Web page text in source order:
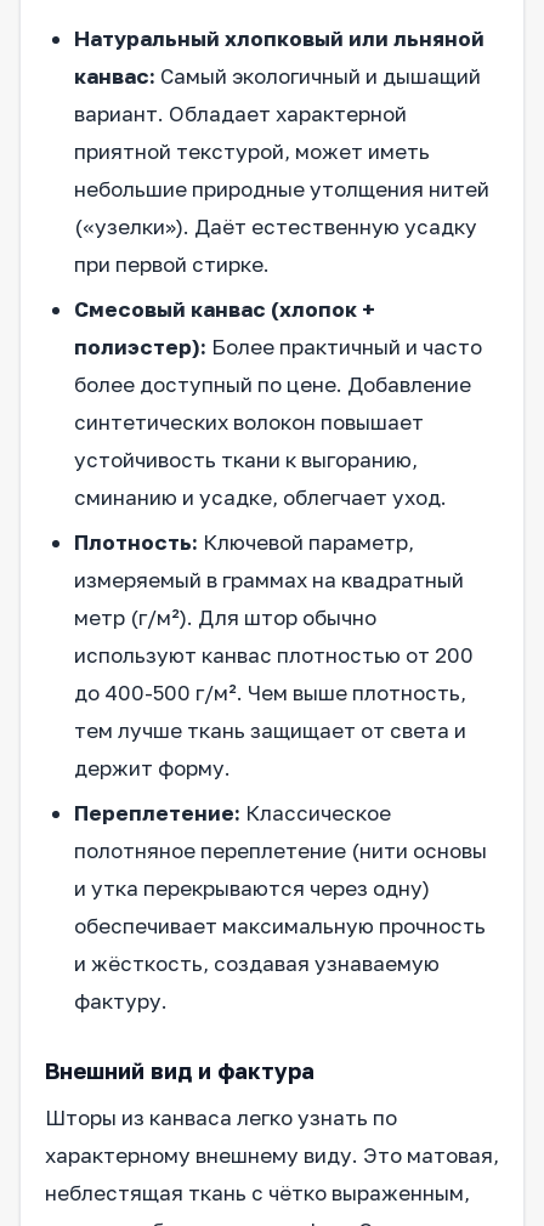
Натуральный хлопковый или льняной
канвас: Самый экологичный и дышащий
вариант. Обладает характерной
приятной текстурой, может иметь
небольшие природные утолщения нитей
(«узелки»). Даёт естественную усадку
при первой стирке.
Смесовый канвас (хлопок +
полиэстер): Более практичный и часто
более доступный по цене. Добавление
синтетических волокон повышает
устойчивость ткани к выгоранию,
сминанию и усадке, облегчает уход.
Плотность: Ключевой параметр,
измеряемый в граммах на квадратный
метр (г/м²). Для штор обычно
используют канвас плотностью от 200
до 400-500 г/м². Чем выше плотность,
тем лучше ткань защищает от света и
держит форму.
Переплетение: Классическое
полотняное переплетение (нити основы
и утка перекрываются через одну)
обеспечивает максимальную прочность
и жёсткость, создавая узнаваемую
фактуру.
Внешний вид и фактура
Шторы из канваса легко узнать по
характерному внешнему виду. Это матовая,
неблестящая ткань с чётко выраженным,